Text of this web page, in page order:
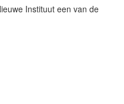
Instituut een van de